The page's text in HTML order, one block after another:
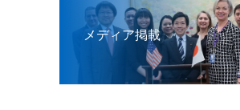
メディア掲載